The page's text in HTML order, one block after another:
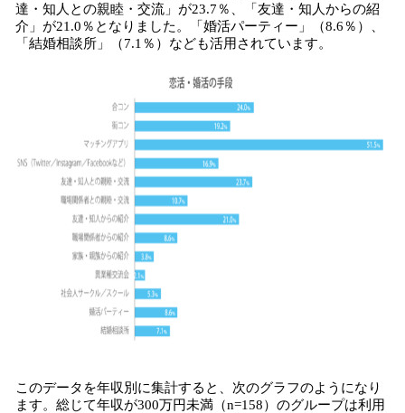
達・知人との親睦・交流」が23.7％、「友達・知人からの紹
介」が21.0％となりました。「婚活パーティー」（8.6％）、
「結婚相談所」（7.1％）なども活用されています。
このデータを年収別に集計すると、次のグラフのようになり
ます。総じて年収が300万円未満（n=158）のグループは利用